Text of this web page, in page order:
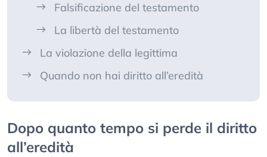
Falsificazione del testamento
La libertà del testamento
La violazione della legittima
Quando non hai diritto all’eredità
Dopo quanto tempo si perde il diritto
all’eredità